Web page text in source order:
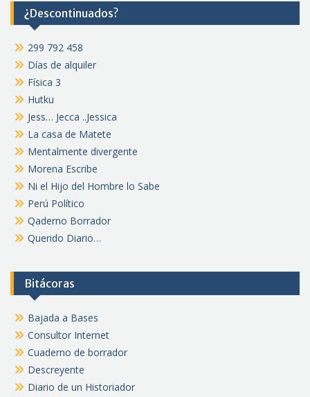
¿Descontinuados?
299 792 458
Días de alquiler
Física 3
Hutku
Jess… Jecca ..Jessica
La casa de Matete
Mentalmente divergente
Morena Escribe
Ni el Hijo del Hombre lo Sabe
Perú Político
Qaderno Borrador
Querido Diario…
Bitácoras
Bajada a Bases
Consultor Internet
Cuaderno de borrador
Descreyente
Diario de un Historiador